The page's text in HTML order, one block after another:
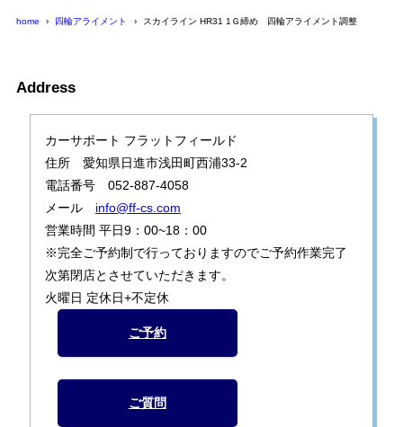
home 四輪アライメント スカイライン HR31 1Ｇ締め 四輪アライメント調整
Address
カーサポート フラットフィールド
住所 愛知県日進市浅田町西浦33-2
電話番号 052-887-4058
メール info@ff-cs.com
営業時間 平日9：00~18：00
※完全ご予約制で行っておりますのでご予約作業完了
次第閉店とさせていただきます。
火曜日 定休日+不定休
ご予約
ご質問